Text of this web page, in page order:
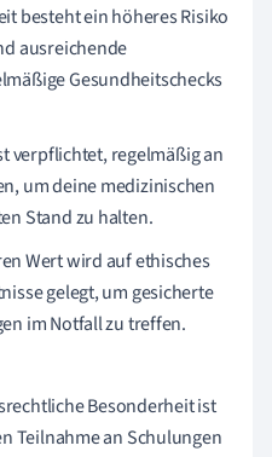
besteht ein höheres Risiko
ausreichende
Gesundheitschecks
verpflichtet, regelmäßig an
um deine medizinischen
Stand zu halten.
Wert wird auf ethisches
gelegt, um gesicherte
im Notfall zu treffen.
Besonderheit ist
Teilnahme an Schulungen